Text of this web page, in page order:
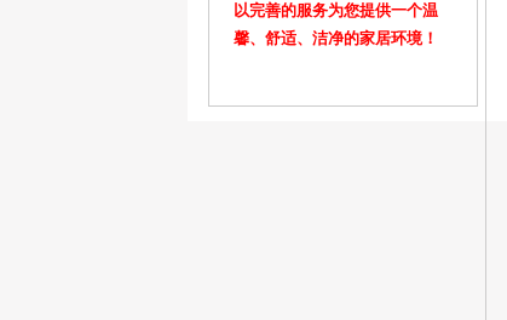
以完善的服务为您提供一个温
馨、舒适、洁净的家居环境！